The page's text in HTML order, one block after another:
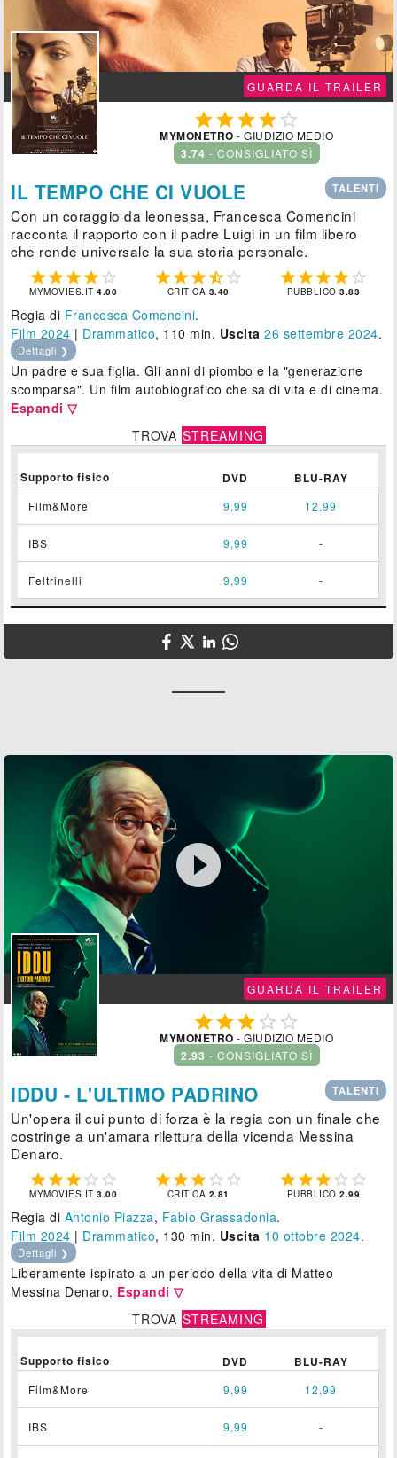
GUARDA IL TRAILER
 
MYMONETRO - GIUDIZIO MEDIO
3.74 - CONSIGLIATO SÌ
TALENTI
IL TEMPO CHE CI VUOLE
Con un coraggio da leonessa, Francesca Comencini
racconta il rapporto con il padre Luigi in un film libero
che rende universale la sua storia personale.
    
MYMOVIES.IT4.00
    
CRITICA 3.40
    
PUBBLICO3.83
Regia di Francesca Comencini.
Film 2024 | Drammatico, 110 min. Uscita 26 settembre 2024.
Dettagli ❯
Un padre e sua figlia. Gli anni di piombo e la "generazione
scomparsa". Un film autobiografico che sa di vita e di cinema.
Espandi ▽
TROVA STREAMING
Supporto fisico DVD BLU-RAY
Film&More 9,99 12,99
IBS 9,99 -
Feltrinelli 9,99 -

GUARDA IL TRAILER
  
MYMONETRO - GIUDIZIO MEDIO
2.93 - CONSIGLIATO SÌ
TALENTI
IDDU - L'ULTIMO PADRINO
Un'opera il cui punto di forza è la regia con un finale che
costringe a un'amara rilettura della vicenda Messina
Denaro.
    
MYMOVIES.IT3.00
    
CRITICA 2.81
    
PUBBLICO2.99
Regia di Antonio Piazza, Fabio Grassadonia.
Film 2024 | Drammatico, 130 min. Uscita 10 ottobre 2024.
Dettagli ❯
Liberamente ispirato a un periodo della vita di Matteo
Messina Denaro. Espandi ▽
TROVA STREAMING
Supporto fisico DVD BLU-RAY
Film&More 9,99 12,99
IBS 9,99 -